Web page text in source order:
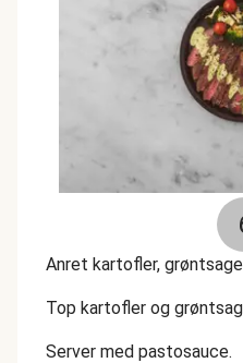
Anret kartofler,
Top kartofler og
Server med pastosauce.